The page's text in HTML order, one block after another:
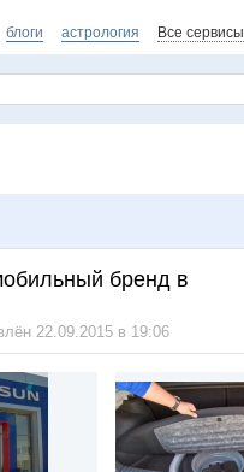
блоги астрология Все сервисы
бренд в
22.09.2015 в 19:06